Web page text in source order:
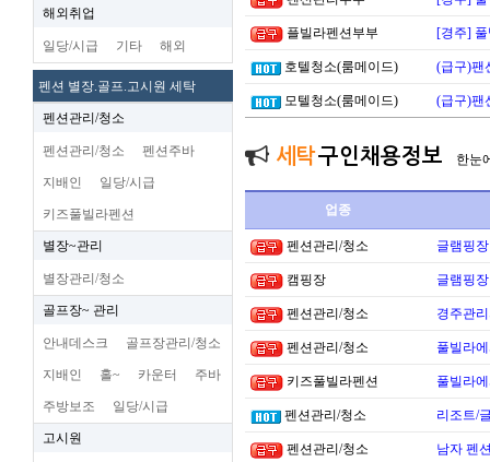
해외취업
일당/시급 기타 해외
펜션 별장.골프.고시원 세탁
펜션관리/청소
펜션관리/청소 펜션주바
지배인 일당/시급
키즈풀빌라펜션
별장~관리
별장관리/청소
골프장~ 관리
안내데스크 골프장관리/청소
지배인 홀~ 카운터 주바
주방보조 일당/시급
고시원
플빌라펜션부부 [경주]
호텔청소(룸메이드) (급구)팬
모텔청소(룸메이드) (급구)팬
세탁구인채용정보 한눈
업종
펜션관리/청소 글램핑
캠핑장 글램핑
펜션관리/청소 경주관
펜션관리/청소 풀빌라
키즈풀빌라펜션 풀빌라
펜션관리/청소 리조트/
펜션관리/청소 남자 펜